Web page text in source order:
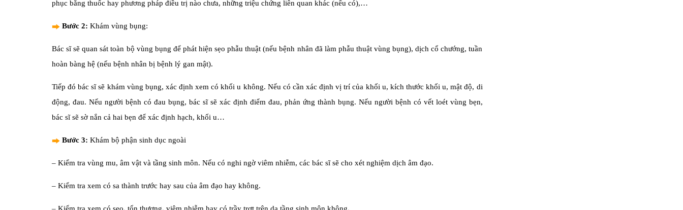
phục bằng thuốc hay phương pháp điều trị nào chưa, những triệu chứng liên quan khác (nếu có),…
Bước 2: Khám vùng bụng:
Bác sĩ sẽ quan sát toàn bộ vùng bụng để phát hiện sẹo phẫu thuật (nếu bệnh nhân đã làm phẫu thuật vùng bụng), dịch cổ chướng, tuần
hoàn bàng hệ (nếu bệnh nhân bị bệnh lý gan mật).
Tiếp đó bác sĩ sẽ khám vùng bụng, xác định xem có khối u không. Nếu có cần xác định vị trí của khối u, kích thước khối u, mật độ, di
động, đau. Nếu người bệnh có đau bụng, bác sĩ sẽ xác định điểm đau, phản ứng thành bụng. Nếu người bệnh có vết loét vùng bẹn,
bác sĩ sẽ sờ nắn cả hai bẹn để xác định hạch, khối u…
Bước 3: Khám bộ phận sinh dục ngoài
– Kiểm tra vùng mu, âm vật và tầng sinh môn. Nếu có nghi ngờ viêm nhiễm, các bác sĩ sẽ cho xét nghiệm dịch âm đạo.
– Kiểm tra xem có sa thành trước hay sau của âm đạo hay không.